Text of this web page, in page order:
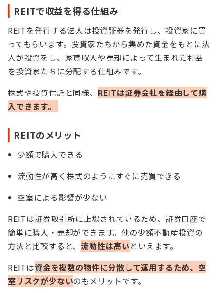
REITで収益を得る仕組み
REITを発行する法人は投資証券を発行し、投資家に買
ってもらいます。投資家たちから集めた資金をもとに法
人が投資をし、家賃収入や売却によって生まれた利益
を投資家たちに分配する仕組みです。
株式や投資信託と同様、 REITは証券会社を経由して購
入できます。
REITのメリット
少額で購入できる
流動性が高く株式のようにすぐに売買できる
空室による影響が少ない
REITは証券取引所に上場されているため、証券口座で
簡単に購入・売却ができます。他の少額不動産投資の
方法と比較すると、流動性は高い といえます。
REITは資金を複数の物件に分散して運用するため、空
室リスクが少ないのもメリットです。